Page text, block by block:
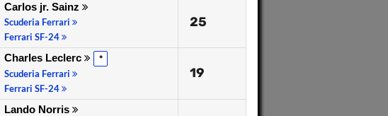
Carlos jr. Sainz
Scuderia Ferrari
Ferrari SF-24
25
Charles Leclerc *
Scuderia Ferrari
Ferrari SF-24
19
Lando Norris